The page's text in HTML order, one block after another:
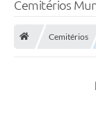
Cemitérios
Cemitérios